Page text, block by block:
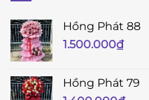
Hồng Phát 88
1.500.000₫
Hồng Phát 79